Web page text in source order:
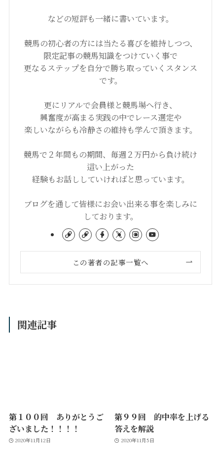
などの短評も一緒に書いています。
競馬の初心者の方には当たる喜びを維持しつつ、
限定記事の競馬知識をつけていく事で
更なるステップを自分で勝ち取っていくスタンス
です。
更にリアルで会員様と競馬場へ行き、
興奮度が高まる実践の中でレース選定や
楽しいながらも冷静さの維持も学んで頂きます。
競馬で２年間もの期間、毎週２万円から負け続け
這い上がった
経験もお話ししていければと思っています。
ブログを通して皆様にお会い出来る事を楽しみに
しております。
この著者の記事一覧へ
関連記事
第１００回 ありがとうご
ざいました！！！！
2020年11月12日
第９９回 的中率を上げる
答えを解説
2020年11月5日